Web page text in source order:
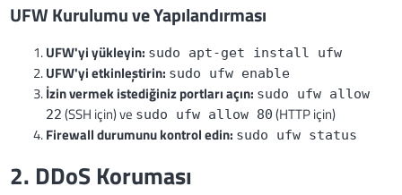
UFW Kurulumu ve Yapılandırması
UFW'yi yükleyin: sudo apt-get install ufw
UFW'yi etkinleştirin: sudo ufw enable
İzin vermek istediğiniz portları açın: sudo ufw allow
22 (SSH için) ve sudo ufw allow 80 (HTTP için)
Firewall durumunu kontrol edin: sudo ufw status
2. DDoS Koruması